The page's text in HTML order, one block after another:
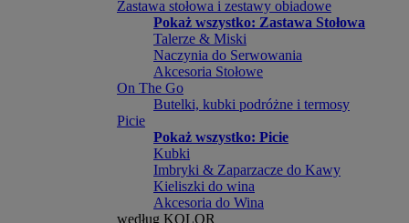
Zastawa stołowa i zestawy obiadowe
Pokaż wszystko: Zastawa Stołowa
Talerze & Miski
Naczynia do Serwowania
Akcesoria Stołowe
On The Go
Butelki, kubki podróżne i termosy
Picie
Pokaż wszystko: Picie
Kubki
Imbryki & Zaparzacze do Kawy
Kieliszki do wina
Akcesoria do Wina
według KOLOR